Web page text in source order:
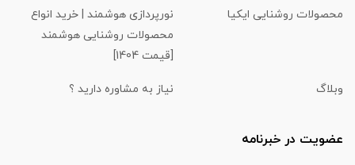
محصولات روشنایی ایکیا
نورپردازی هوشمند | خرید انواع
محصولات روشنایی هوشمند
[قیمت 1404]
وبلاگ نیاز به مشاوره دارید ؟
عضویت در خبرنامه